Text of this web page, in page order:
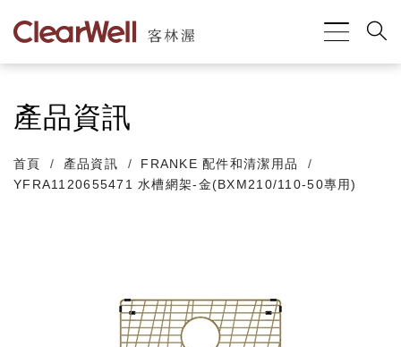
產品資訊
首頁 產品資訊
FRANKE 配件和清潔用品
YFRA1120655471 水槽網架-金(BXM210/110-50專用)